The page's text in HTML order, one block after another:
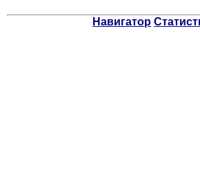
Навигатор